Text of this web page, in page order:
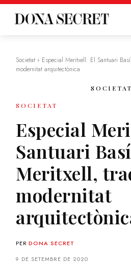
Societat
Especial Meritxell: El Santuari
modernitat arquitectònica
SOCIETAT
SOCIETAT
Especial
Santuari
Meritxell,
modernitat
PER DONA SECRET
9 DE SETEMBRE DE 2020